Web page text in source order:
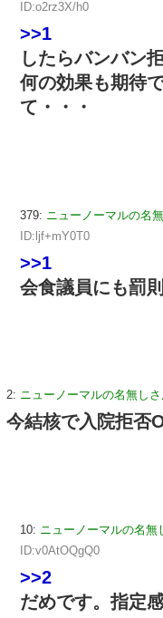
ID:o2rz3X/h0
>>1
したらバンバン
何の効果も期待
て・・・
379: ニューノーマルの名
ID:ljf+mY0T0
>>1
会食議員にも罰
2: ニューノーマルの名無しさ
今結核で入院拒否
10: ニューノーマルの名無
ID:v0AtOQgQ0
>>2
だめです。指定